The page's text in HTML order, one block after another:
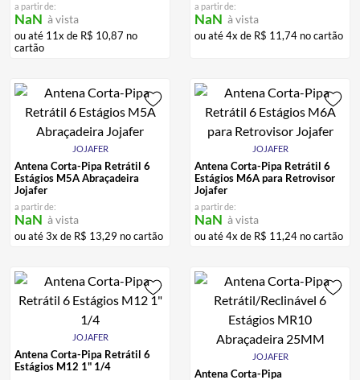
a partir de:
NaN à vista
ou até 11x de R$ 10,87 no
cartão
a partir de:
NaN à vista
ou até4x de R$ 11,74 no cartão
JOJAFER
Antena Corta-Pipa Retrátil 6
Estágios M5A Abraçadeira
Jojafer
a partir de:
NaN à vista
ou até3x de R$ 13,29 no cartão
JOJAFER
Antena Corta-Pipa Retrátil 6
Estágios M6A para Retrovisor
Jojafer
a partir de:
NaN à vista
ou até4x de R$ 11,24 no cartão
JOJAFER
Antena Corta-Pipa Retrátil 6
Estágios M12 1" 1/4
JOJAFER
Antena Corta-Pipa